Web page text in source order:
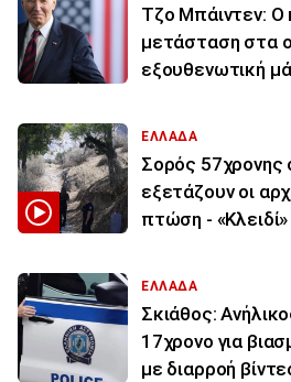
Τζο Μπάιντεν: Ο
μετάσταση στα
εξουθενωτική
ΕΛΛΑΔΑ
Σορός 57χρονης
εξετάζουν οι
πτώση -
ΕΛΛΑΔΑ
Σκιάθος:
17χρονο για
με διαρροή